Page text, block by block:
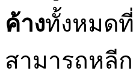
ค้างทั้งหมด
สามารถหลี